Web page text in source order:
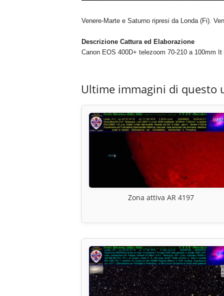
Venere-Marte e Saturno ripresi da Londa (Fi).
Descrizione Cattura ed Elaborazione
Canon EOS 400D+ telezoom 70-210 a 100mm It
Ultime immagini di questo
Zona attiva AR 4197